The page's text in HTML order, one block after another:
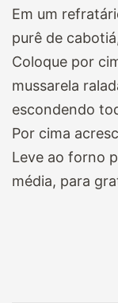
Em um
purê de
Coloque por
mussarela
escondendo
Por cima
Leve ao forno
média, para